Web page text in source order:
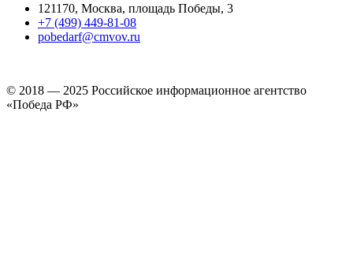
121170, Москва, площадь Победы, 3
+7 (499) 449-81-08
pobedarf@cmvov.ru
© 2018 — 2025 Российское информационное агентство
«Победа РФ»